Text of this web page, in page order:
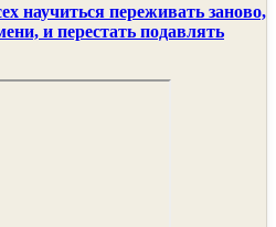
научиться переживать заново,
и перестать подавлять